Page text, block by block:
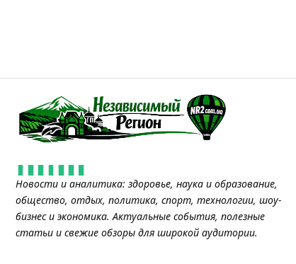
Новости и аналитика: здоровье, наука и образование,
общество, отдых, политика, спорт, технологии, шоу-
бизнес и экономика. Актуальные события, полезные
статьи и свежие обзоры для широкой аудитории.